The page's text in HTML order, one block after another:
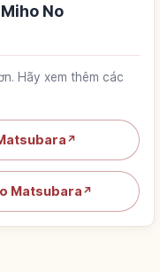
No
Hãy xem thêm các
↗
Matsubara ↗